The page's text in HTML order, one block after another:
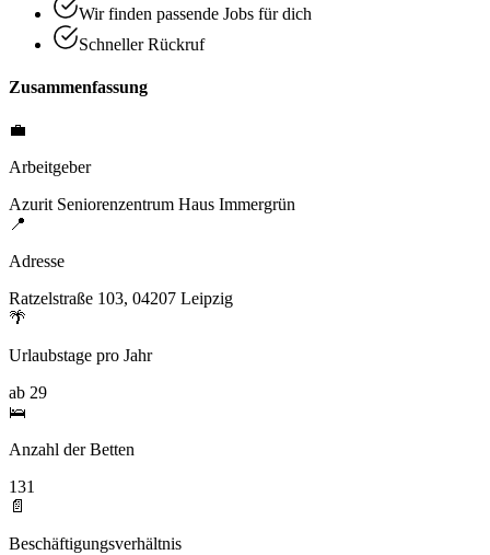
Wir finden passende Jobs für dich
Schneller Rückruf
Zusammenfassung
💼
Arbeitgeber
Azurit Seniorenzentrum Haus Immergrün
📍
Adresse
Ratzelstraße 103, 04207 Leipzig
🌴
Urlaubstage pro Jahr
ab 29
🛌
Anzahl der Betten
131
📄
Beschäftigungsverhältnis